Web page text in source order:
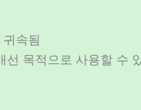
속됨
선 목적으로 사용할 수